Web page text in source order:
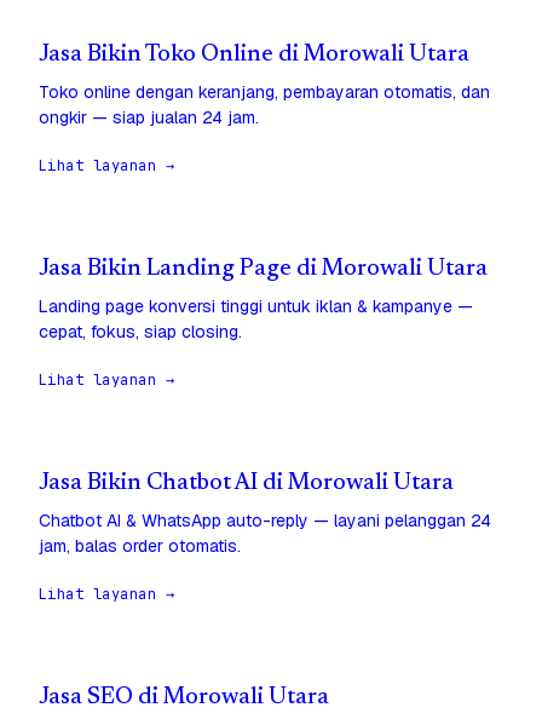
Jasa Bikin Toko Online di Morowali Utara
Toko online dengan keranjang, pembayaran otomatis, dan
ongkir — siap jualan 24 jam.
Lihat layanan →
Jasa Bikin Landing Page di Morowali Utara
Landing page konversi tinggi untuk iklan & kampanye —
cepat, fokus, siap closing.
Lihat layanan →
Jasa Bikin Chatbot AI di Morowali Utara
Chatbot AI & WhatsApp auto-reply — layani pelanggan 24
jam, balas order otomatis.
Lihat layanan →
Jasa SEO di Morowali Utara